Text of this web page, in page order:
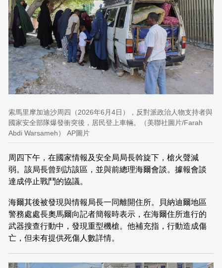
索馬里摩加迪沙周四（2026年6月4日），反對派政治人物支持者與
國家安全部隊爆發衝突後，居民登上車輛。（美聯社圖片/Farah
Abdi Warsameh） AP圖片
周四下午，在國家情報及安全局局長斡旋下，槍火聲減
弱。該局長曾到訪該區，並與前總理海爾會談。據報會談
達成停止戰鬥的協議。
海爾其後被發現與情報局長一同離開住所。貝納迪爾地區
警務處處長奧馬爾向記者簡報時表示，在海爾住所進行的
武器搜查行動中，發現重型機槍。他補充指，行動造成傷
亡，但未有提供死傷人數詳情。